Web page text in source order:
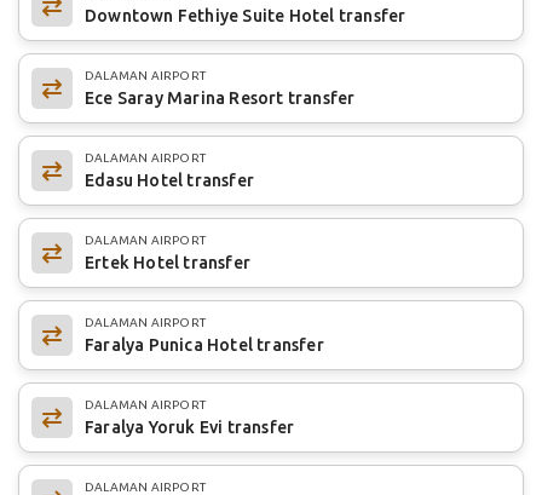
Downtown Fethiye Suite Hotel transfer
DALAMAN AIRPORT
Ece Saray Marina Resort transfer
DALAMAN AIRPORT
Edasu Hotel transfer
DALAMAN AIRPORT
Ertek Hotel transfer
DALAMAN AIRPORT
Faralya Punica Hotel transfer
DALAMAN AIRPORT
Faralya Yoruk Evi transfer
DALAMAN AIRPORT